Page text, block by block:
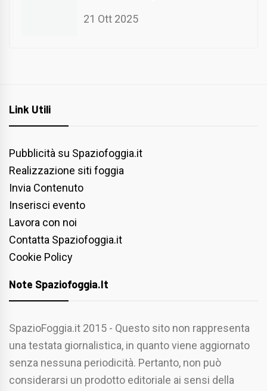
21 Ott 2025
Link Utili
Pubblicità su Spaziofoggia.it
Realizzazione siti foggia
Invia Contenuto
Inserisci evento
Lavora con noi
Contatta Spaziofoggia.it
Cookie Policy
Note Spaziofoggia.it
SpazioFoggia.it 2015 - Questo sito non rappresenta
una testata giornalistica, in quanto viene aggiornato
senza nessuna periodicità. Pertanto, non può
considerarsi un prodotto editoriale ai sensi della